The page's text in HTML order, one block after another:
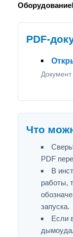
Оборудование
PDF-
Документ
Что
PDF
В
работы,
запуска.
Если